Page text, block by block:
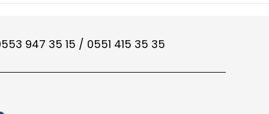
947 35 15 / 0551 415 35 35